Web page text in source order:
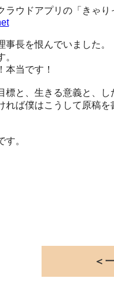
ラウドアプリの「きゃり
長を恨んでいました。
本当です！
標と、生きる意義と、し
れば僕はこうして原稿
。
＜